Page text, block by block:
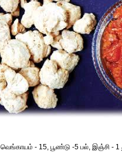
- 15, பூண்டு -5 பல், இஞ்சி -